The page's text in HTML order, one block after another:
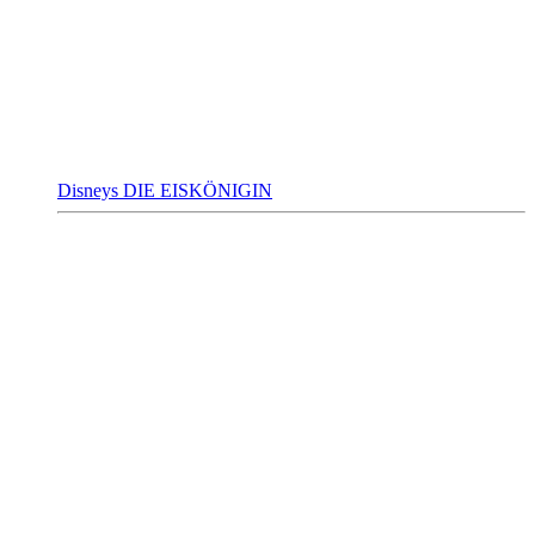
Disneys DIE EISKÖNIGIN